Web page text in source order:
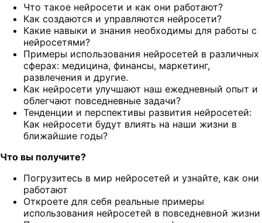
Что такое нейросети и как они работают?
Как создаются и управляются нейросети?
Какие навыки и знания необходимы для работы с
нейросетями?
Примеры использования нейросетей в различных
сферах: медицина, финансы, маркетинг,
развлечения и другие.
Как нейросети улучшают наш ежедневный опыт и
облегчают повседневные задачи?
Тенденции и перспективы развития нейросетей:
Как нейросети будут влиять на наши жизни в
ближайшие годы?
Что вы получите?
Погрузитесь в мир нейросетей и узнайте, как они
работают
Откроете для себя реальные примеры
использования нейросетей в повседневной жизни